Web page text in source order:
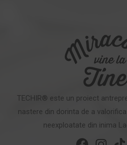
TECHIR® este un proiect
nastere din dorinta de a
neexploatate din inima